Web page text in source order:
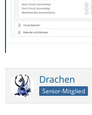
Drachen
Senior-Mitglied